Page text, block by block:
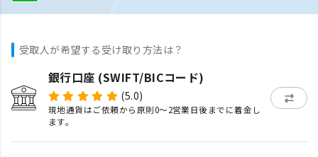
受取人が希望する受け取り方法は？
銀行口座 (SWIFT/BICコード)
(5.0)
現地通貨はご依頼から原則0〜2営業日後までに着金し
ます。